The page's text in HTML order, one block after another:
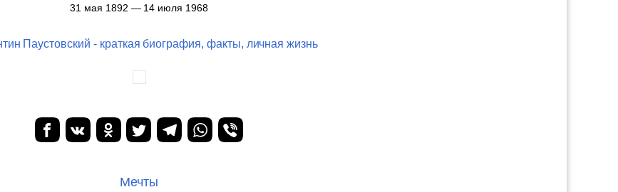
31 мая 1892 — 14 июля 1968
Паустовский - краткая биография, факты, личная жизнь
Мечты